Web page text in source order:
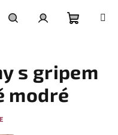
košík
s gripem
modré